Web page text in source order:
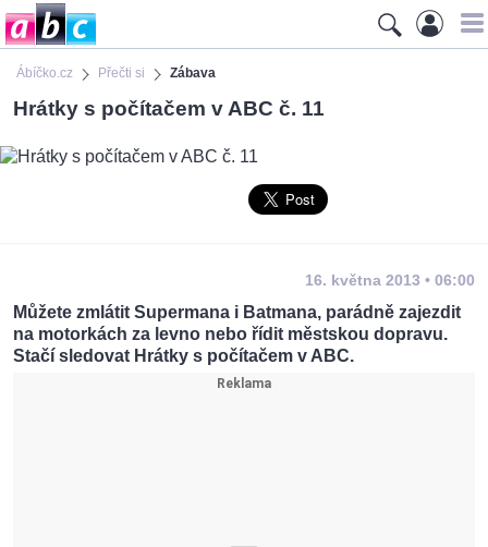
Ábíčko.cz Přečti si Zábava
Hrátky s počítačem v ABC č. 11
16. května 2013 • 06:00
Můžete zmlátit Supermana i Batmana, parádně zajezdit
na motorkách za levno nebo řídit městskou dopravu.
Stačí sledovat Hrátky s počítačem v ABC.